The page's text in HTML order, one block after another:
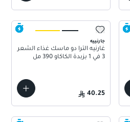
جارنييه
غارنيه الترا دو ماسك غذاء الشعر
3 في 1 بزبدة الكاكاو 390 مل
40.25